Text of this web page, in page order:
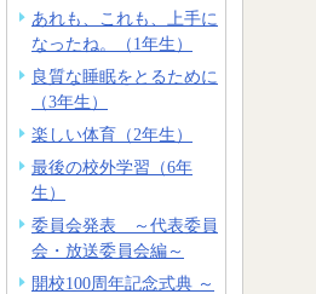
あれも、これも、上手に
なったね。（1年生）
良質な睡眠をとるために
（3年生）
楽しい体育（2年生）
最後の校外学習（6年
生）
委員会発表 ～代表委員
会・放送委員会編～
開校100周年記念式典 ～